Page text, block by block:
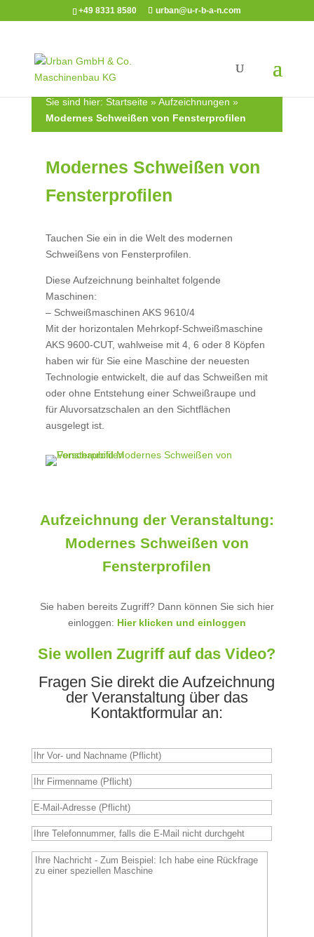
+49 8331 8580 urban@u-r-b-a-n.com
Sie sind hier: Startseite»Aufzeichnungen »
Modernes Schweißen von Fensterprofilen
Modernes Schweißen von
Fensterprofilen
Tauchen Sie ein in die Welt des modernen
Schweißens von Fensterprofilen.
Diese Aufzeichnung beinhaltet folgende
Maschinen:
– Schweißmaschinen AKS 9610/4
Mit der horizontalen Mehrkopf-Schweißmaschine
AKS 9600-CUT, wahlweise mit 4, 6 oder 8 Köpfen
haben wir für Sie eine Maschine der neuesten
Technologie entwickelt, die auf das Schweißen mit
oder ohne Entstehung einer Schweißraupe und
für Aluvorsatzschalen an den Sichtflächen
ausgelegt ist.
Aufzeichnung der Veranstaltung:
Modernes Schweißen von
Fensterprofilen
Sie haben bereits Zugriff? Dann können Sie sich hier
einloggen: Hier klicken und einloggen
Sie wollen Zugriff auf das Video?
Fragen Sie direkt die Aufzeichnung
der Veranstaltung über das
Kontaktformular an: